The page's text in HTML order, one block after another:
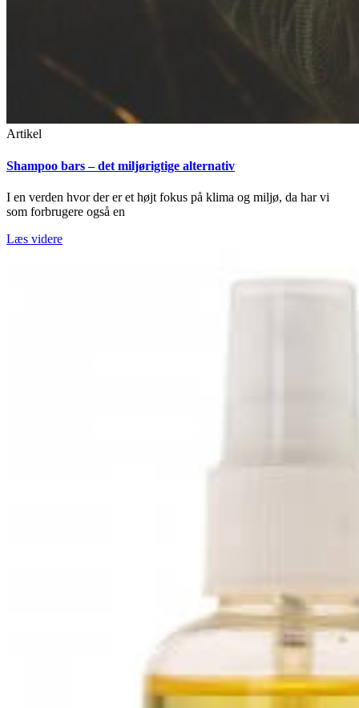
Artikel
Shampoo bars – det miljørigtige alternativ
I en verden hvor der er et højt fokus på klima og miljø, da har vi
som forbrugere også en
Læs videre